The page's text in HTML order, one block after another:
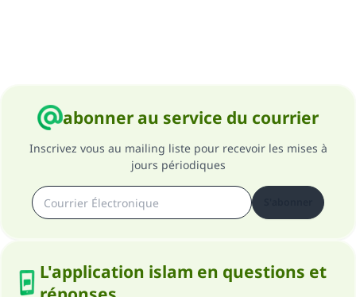
abonner au service du courrier
Inscrivez vous au mailing liste pour recevoir les mises à
jours périodiques
L'application islam en questions et